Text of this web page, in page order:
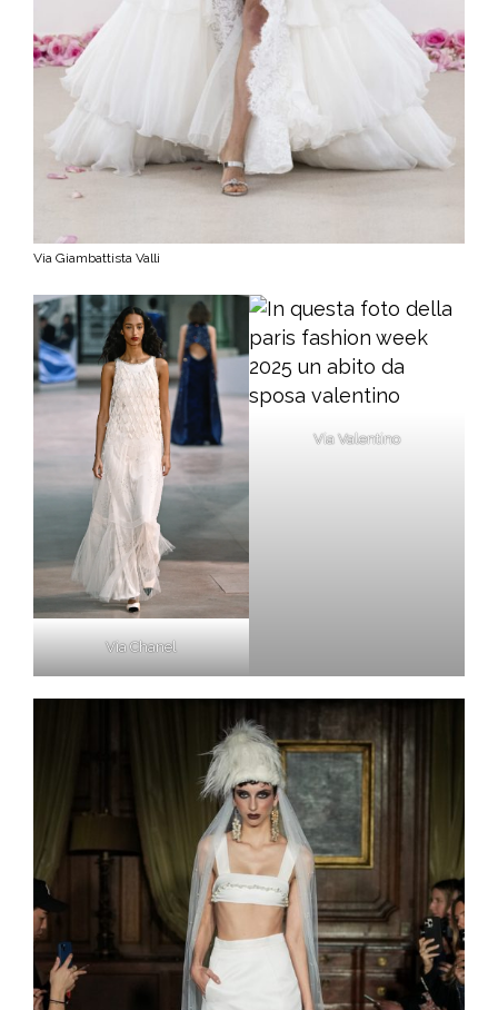
Via Giambattista Valli
Via Chanel
Via Valentino